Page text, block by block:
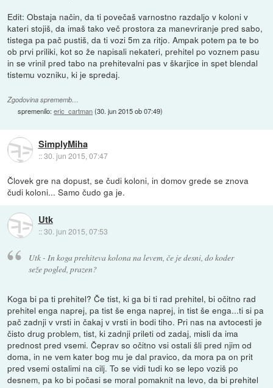
Edit: Obstaja način, da ti povečaš varnostno razdaljo v koloni v
kateri stojiš, da imaš tako več prostora za manevriranje pred sabo,
tistega pa pač pustiš, da ti vozi 5m za ritjo. Ampak potem pa te bo
ob prvi priliki, kot so že napisali nekateri, prehitel po voznem pasu
in se vrinil pred tabo na prehitevalni pas v škarjice in spet blendal
tistemu vozniku, ki je spredaj.
Zgodovina sprememb…
spremenilo:eric_cartman(30. jun 2015 ob 07:49)
SimplyMiha
::30. jun 2015, 07:47
Človek gre na dopust, se čudi koloni, in domov grede se znova
čudi koloni... Samo čudo ga je.
Utk
::30. jun 2015, 07:53
Utk - In koga prehiteva kolona na levem, če je desni, do koder
seže pogled, prazen?
Koga bi pa ti prehitel? Če tist, ki ga bi ti rad prehitel, bi očitno rad
prehitel enga naprej, pa tist še enga naprej, in tist še enga...ti si pa
pač zadnji v vrsti in čakaj v vrsti in bodi tiho. Pri nas na avtocesti je
čisto drug problem, tist, ki zadnji prileti od zadaj, misli da ima
prednost pred vsemi. Čeprav so očitno vsi ostali šli pred njim od
doma, in ne vem kater bog mu je dal pravico, da mora pa on prit
pred vsemi ostalimi na cilj. To se vidi tudi ko se lepo voziš po
desnem, pa ko bi počasi se moral pomaknit na levo, da bi prehitel